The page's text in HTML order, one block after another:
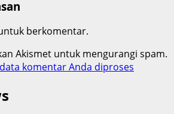
berkomentar.
Akismet untuk mengurangi spam.
komentar Anda diproses